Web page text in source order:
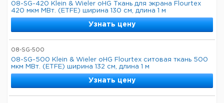
08-SG-420 Klein & Wieler oHG Ткань для экрана Flourtex
420 мкм МВт. (ETFE) ширина 130 см, длина 1 м
Узнать цену
08-SG-500
08-SG-500 Klein & Wieler oHG Flourtex ситовая ткань 500
мкм МВт. (ETFE) ширина 132 см, длина 1 м
Узнать цену